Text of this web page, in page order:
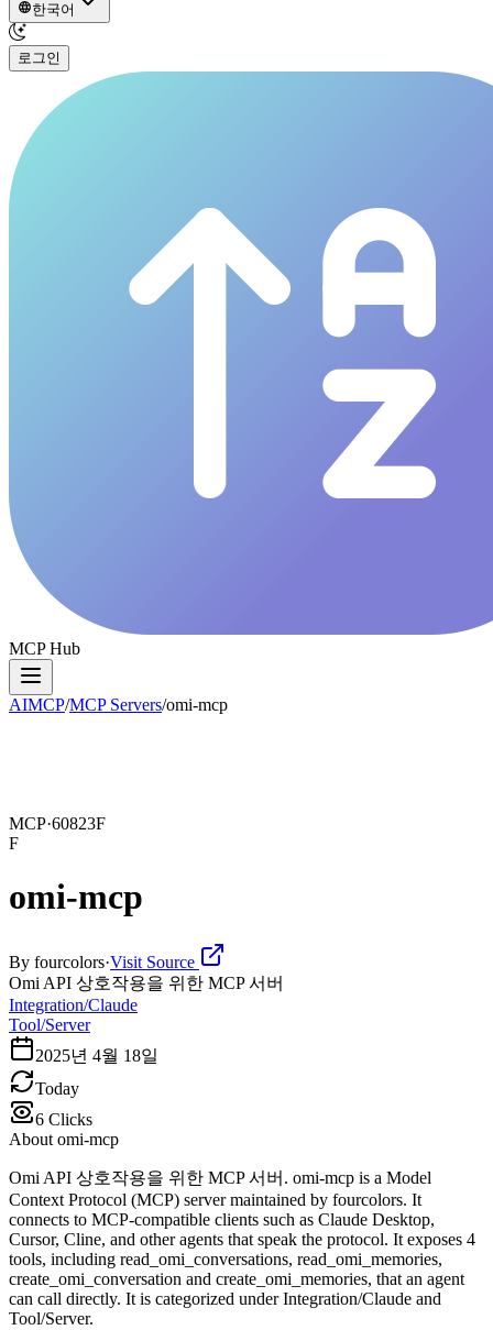
한국어
로그인
MCP Hub
AIMCP/MCP Servers/omi-mcp
MCP·60823F
F
omi-mcp
By fourcolors·Visit Source
Omi API 상호작용을 위한 MCP 서버
Integration/Claude
Tool/Server
2025년 4월 18일
Today
6 Clicks
About omi-mcp
Omi API 상호작용을 위한 MCP 서버. omi-mcp is a Model
Context Protocol (MCP) server maintained by fourcolors. It
connects to MCP-compatible clients such as Claude Desktop,
Cursor, Cline, and other agents that speak the protocol. It exposes 4
tools, including read_omi_conversations, read_omi_memories,
create_omi_conversation and create_omi_memories, that an agent
can call directly. It is categorized under Integration/Claude and
Tool/Server.